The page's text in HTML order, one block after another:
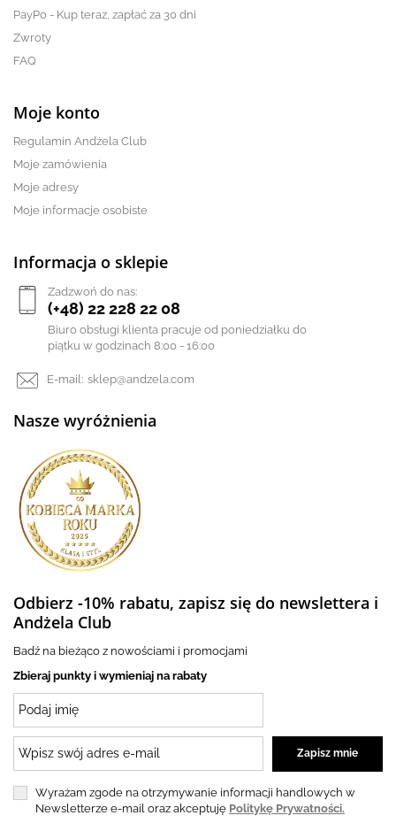
PayPo - Kup teraz, zapłać za 30 dni
Zwroty
FAQ
Moje konto
Regulamin Andżela Club
Moje zamówienia
Moje adresy
Moje informacje osobiste
Informacja o sklepie
Zadzwoń do nas:
(+48) 22 228 22 08
Biuro obsługi klienta pracuje od poniedziałku do
piątku w godzinach 8:00 - 16:00
E-mail: sklep@andzela.com
Nasze wyróżnienia
Odbierz -10% rabatu, zapisz się do newslettera i
Andżela Club
Badź na bieżąco z nowościami i promocjami
Zbieraj punkty i wymieniaj na rabaty
Wyrażam zgode na otrzymywanie informacji handlowych w
Newsletterze e-mail oraz akceptuję Politykę Prywatności.